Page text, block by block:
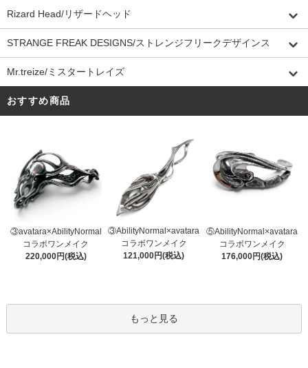
Rizard Head/リザードヘッド
STRANGE FREAK DESIGNS/ストレンジフリークデザインス
Mr.treize/ミスタートレイズ
おすすめ商品
③avatara×AbilityNormal
コラボワンメイク
220,000円(税込)
③AbilityNormal×avatara
コラボワンメイク
121,000円(税込)
⑤AbilityNormal×avatara
コラボワンメイク
176,000円(税込)
もっと見る